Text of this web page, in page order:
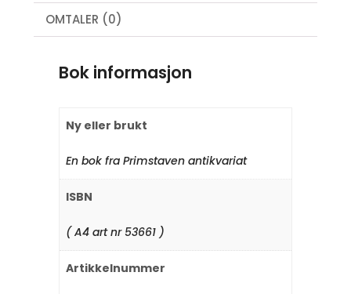
OMTALER (0)
Bok informasjon
Ny eller brukt
En bok fra Primstaven antikvariat
ISBN
( A4 art nr 53661 )
Artikkelnummer